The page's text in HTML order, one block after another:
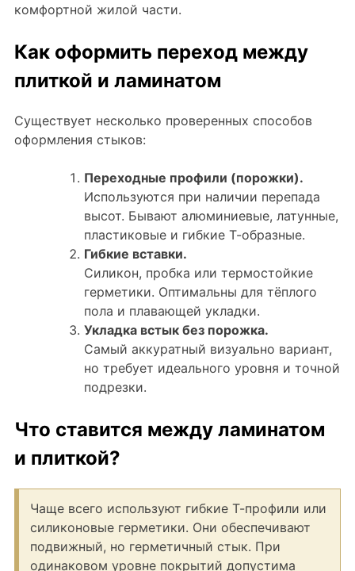
комфортной жилой части.
Как оформить переход между
плиткой и ламинатом
Существует несколько проверенных способов
оформления стыков:
Переходные профили (порожки).
Используются при наличии перепада
высот. Бывают алюминиевые, латунные,
пластиковые и гибкие Т-образные.
Гибкие вставки.
Силикон, пробка или термостойкие
герметики. Оптимальны для тёплого
пола и плавающей укладки.
Укладка встык без порожка.
Самый аккуратный визуально вариант,
но требует идеального уровня и точной
подрезки.
Что ставится между ламинатом
и плиткой?
Чаще всего используют гибкие Т-профили или
силиконовые герметики. Они обеспечивают
подвижный, но герметичный стык. При
одинаковом уровне покрытий допустима